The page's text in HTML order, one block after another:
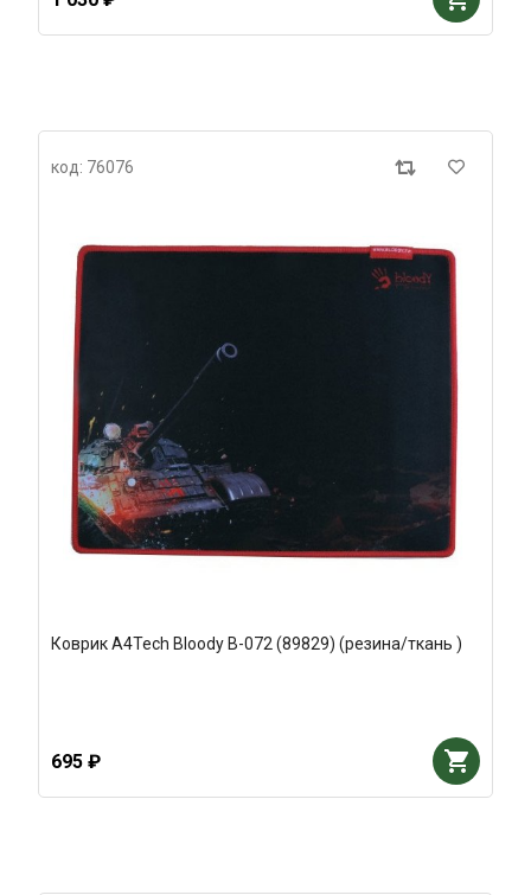
код: 76076
Коврик A4Tech Bloody B-072 (89829) (резина/ткань )
695 ₽